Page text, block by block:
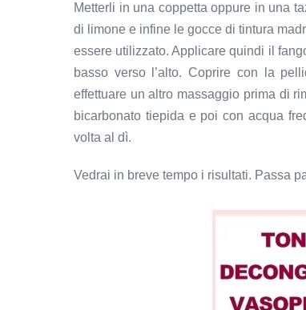
Metterli in una coppetta oppure in una
di limone e infine le gocce di tintura
essere utilizzato. Applicare quindi il
basso verso l’alto. Coprire con la
effettuare un altro massaggio prima di
bicarbonato tiepida e poi con acqua
volta al dì.
Vedrai in breve tempo i risultati. Passa